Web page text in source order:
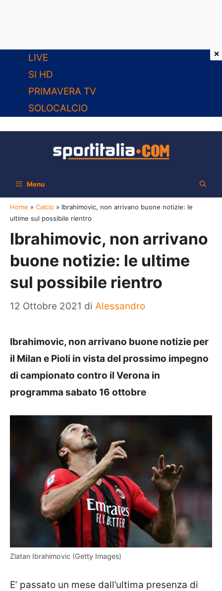
contenuto
LIVE
SI HD
PRIMAVERA TV
SOLOCALCIO
Menu
Home » Calcio » Ibrahimovic, non arrivano buone notizie: le
ultime sul possibile rientro
Ibrahimovic, non arrivano
buone notizie: le ultime
sul possibile rientro
12 Ottobre 2021 di Alessandro
Ibrahimovic, non arrivano buone notizie per
il Milan e Pioli in vista del prossimo impegno
di campionato contro il Verona in
programma sabato 16 ottobre
Zlatan Ibrahimovic (Getty Images)
E’ passato un mese dall’ultima presenza di
×